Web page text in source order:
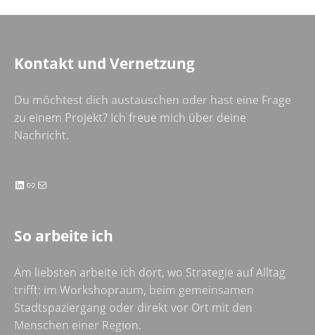
Kontakt und Vernetzung
Du möchtest dich austauschen oder hast eine Frage
zu einem Projekt? Ich freue mich über deine
Nachricht.
LinkedIn
LinkE-Mail
So arbeite ich
Am liebsten arbeite ich dort, wo Strategie auf Alltag
trifft: im Workshopraum, beim gemeinsamen
Stadtspaziergang oder direkt vor Ort mit den
Menschen einer Region.